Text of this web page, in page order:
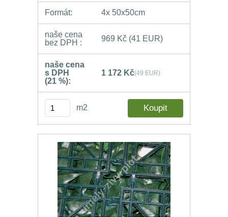
Formát: 4x 50x50cm
naše cena
bez DPH :
969 Kč (41 EUR)
naše cena
s DPH
(21 %):
1 172 Kč(49 EUR)
m2